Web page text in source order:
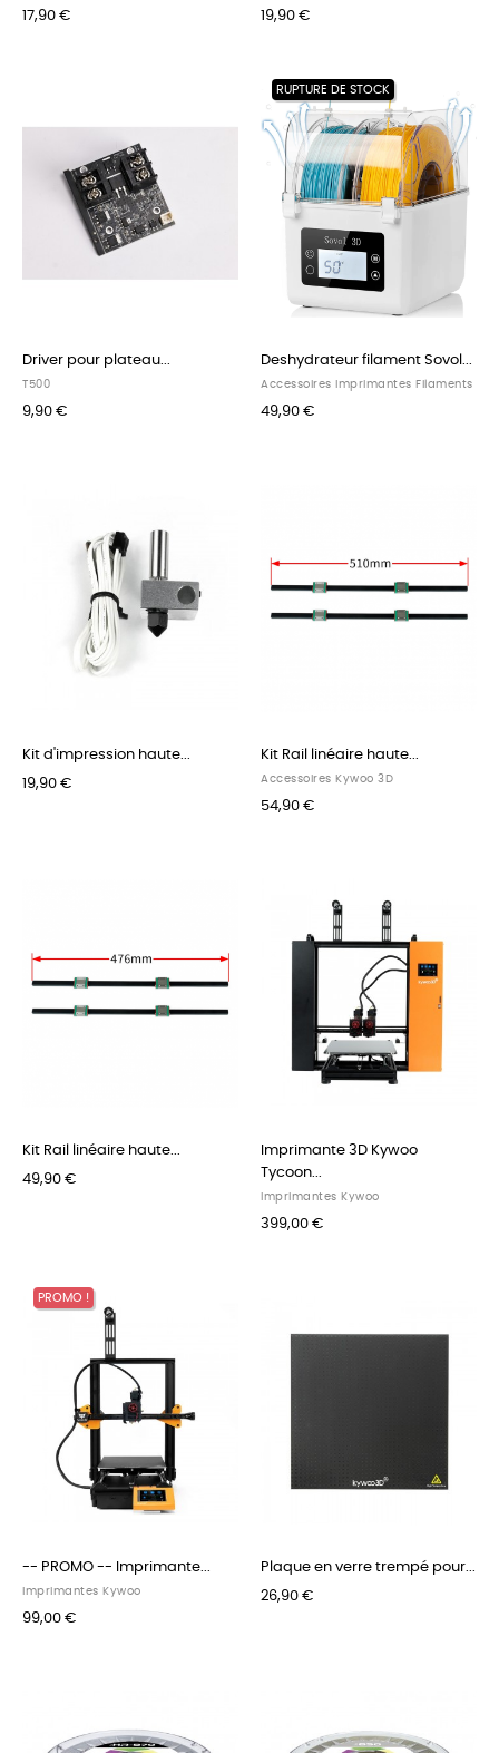
17,90 € 19,90 €
Driver pour plateau...
T500
9,90 €
RUPTURE DE STOCK
Deshydrateur filament Sovol...
Accessoires Imprimantes Filaments
49,90 €
Kit d'impression haute...
19,90 €
Kit Rail linéaire haute...
Accessoires Kywoo 3D
54,90 €
Kit Rail linéaire haute...
49,90 €
Imprimante 3D Kywoo
Tycoon...
Imprimantes Kywoo
399,00 €
PROMO !
-- PROMO -- Imprimante...
Imprimantes Kywoo
99,00 €
Plaque en verre trempé pour...
26,90 €